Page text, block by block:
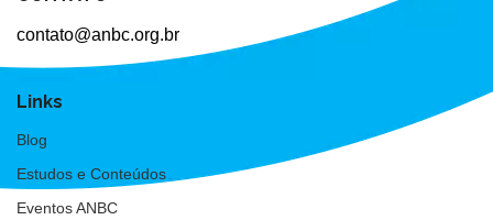
contato@anbc.org.br
Links
Blog
Estudos e Conteúdos
Eventos ANBC